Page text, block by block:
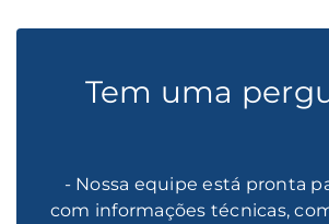
Tem uma
- Nossa equipe está pronta
com informações técnicas,